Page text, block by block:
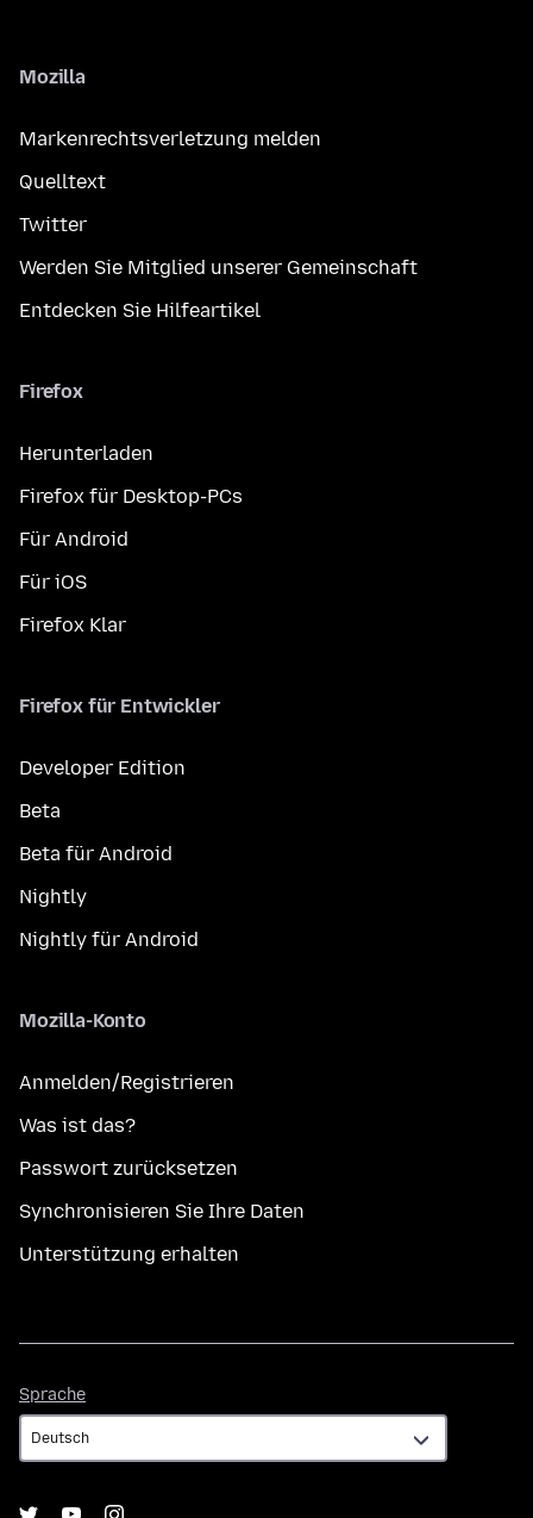
Mozilla
Markenrechtsverletzung melden
Quelltext
Twitter
Werden Sie Mitglied unserer Gemeinschaft
Entdecken Sie Hilfeartikel
Firefox
Herunterladen
Firefox für Desktop-PCs
Für Android
Für iOS
Firefox Klar
Firefox für Entwickler
Developer Edition
Beta
Beta für Android
Nightly
Nightly für Android
Mozilla-Konto
Anmelden/Registrieren
Was ist das?
Passwort zurücksetzen
Synchronisieren Sie Ihre Daten
Unterstützung erhalten
Sprache